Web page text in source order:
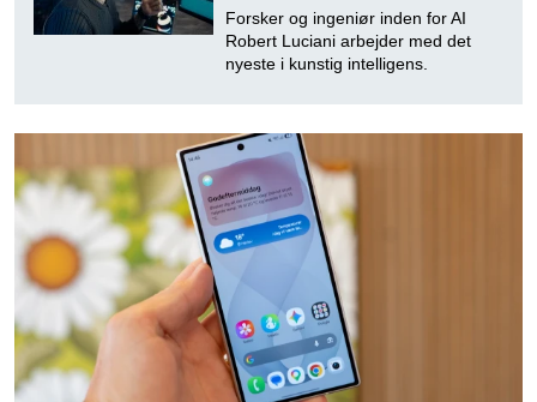
Forsker og ingeniør inden for AI
Robert Luciani arbejder med det
nyeste i kunstig intelligens.